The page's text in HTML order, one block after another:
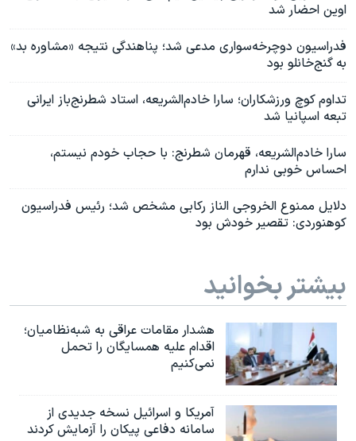
اوین احضار شد
فدراسیون دوچرخه‌سواری مدعی شد؛ پناهندگی نتیجه «مشاوره بد»
به گنج‌خانلو بود
تداوم کوچ ورزشکاران؛ سارا خادم‌الشریعه، استاد شطرنج‌باز ایرانی
تبعه اسپانیا شد
سارا خادم‌الشریعه، قهرمان شطرنج‌: با حجاب خودم نیستم،
احساس خوبی ندارم
دلایل ممنوع ‌الخروجی الناز رکابی مشخص شد؛ رئیس فدراسیون
کوهنوردی: تقصیر خودش بود
بیشتر بخوانید
هشدار مقامات عراقی به شبه‌نظامیان؛
اقدام علیه همسایگان را تحمل
نمی‌کنیم
آمریکا و اسرائیل نسخه جدیدی از
سامانه دفاعی پیکان را آزمایش کردند